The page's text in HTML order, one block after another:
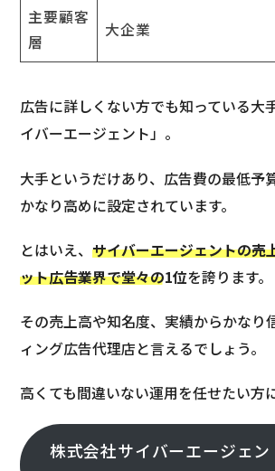
主要顧客
層
大企業
広告に詳しくない方でも知っている大
イバーエージェント」。
大手というだけあり、広告費の最低予
かなり高めに設定されています。
とはいえ、サイバーエージェントの売
ット広告業界で堂々の1位を誇ります。
その売上高や知名度、実績からかなり
ィング広告代理店と言えるでしょう。
高くても間違いない運用を任せたい方
株式会社サイバーエージェ